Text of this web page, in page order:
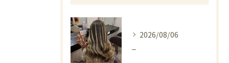
2026/08/06